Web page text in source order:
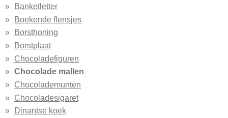
Banketletter
Boekende flensjes
Borsthoning
Borstplaat
Chocoladefiguren
Chocolade mallen
Chocolademunten
Chocoladesigaret
Dinantse koek